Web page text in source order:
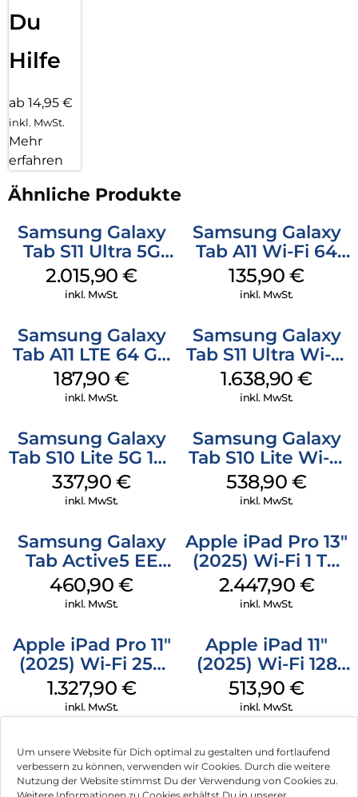
Um unsere Website für Dich optimal zu gestalten und fortlaufend
verbessern zu können, verwenden wir Cookies. Durch die weitere
Nutzung der Website stimmst Du der Verwendung von Cookies zu.
Du
Hilfe
ab 14,95 €
inkl. MwSt.
Mehr
erfahren
Ähnliche Produkte
Samsung Galaxy
Tab S11 Ultra 5G
512 GB Gray
2.015,90€
inkl. MwSt.
Samsung Galaxy
Tab A11 Wi-Fi 64
GB Silver
135,90€
inkl. MwSt.
Samsung Galaxy
Tab A11 LTE 64 GB
Gray
187,90€
inkl. MwSt.
Samsung Galaxy
Tab S11 Ultra Wi-Fi
512 GB Gray
1.638,90€
inkl. MwSt.
Samsung Galaxy
Tab S10 Lite 5G 128
GB Gray
337,90€
inkl. MwSt.
Samsung Galaxy
Tab S10 Lite Wi-Fi
256 GB Gray
538,90€
inkl. MwSt.
Samsung Galaxy
Tab Active5 EE
Wi-Fi 128 GB black
460,90€
inkl. MwSt.
Apple iPad Pro 13″
(2025) Wi-Fi 1 TB
Standardglas
Space Schwarz
2.447,90 €
inkl. MwSt.
Apple iPad Pro 11″
(2025) Wi-Fi 256
GB Standardglas
Silber
1.327,90 €
inkl. MwSt.
Apple iPad 11″
(2025) Wi-Fi 128
GB Silber
513,90€
inkl. MwSt.
Impressum